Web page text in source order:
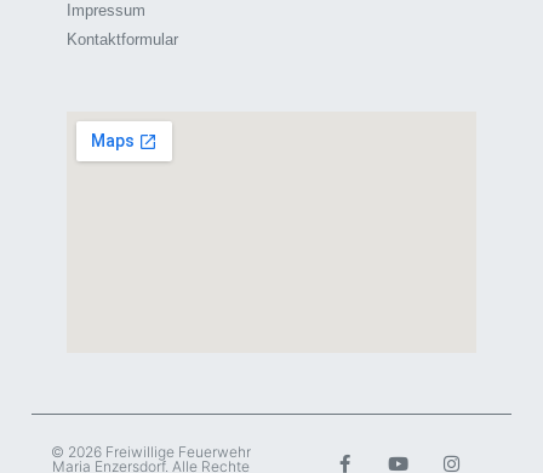
Impressum
Kontaktformular
© 2026 Freiwillige Feuerwehr
Maria Enzersdorf. Alle Rechte